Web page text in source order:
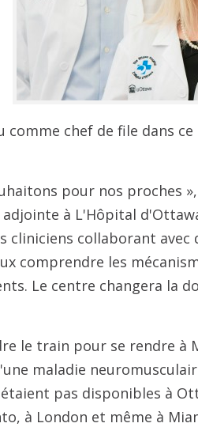
chef de file dans ce
pour nos proches
à L'Hôpital
cliniciens collaborant avec
comprendre les
Le centre changera la
le train pour se rendre à
maladie
pas disponibles à
à London et même à